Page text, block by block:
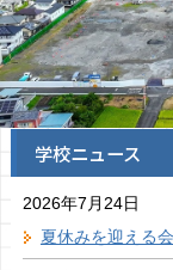
学校ニュース
2026年7月24日
夏休みを迎える会